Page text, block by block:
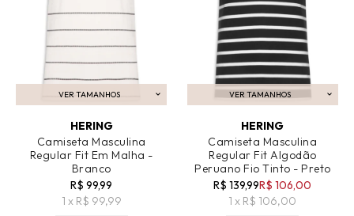
VER TAMANHOS
ADICIONAR AO CARRINHO
HERING
Camiseta Masculina
Regular Fit Em Malha -
Branco
R$ 99,99
1 x R$ 99,99
VER TAMANHOS
ADICIONAR AO CARRINHO
HERING
Camiseta Masculina
Regular Fit Algodão
Peruano Fio Tinto - Preto
R$ 139,99R$ 106,00
1 x R$ 106,00